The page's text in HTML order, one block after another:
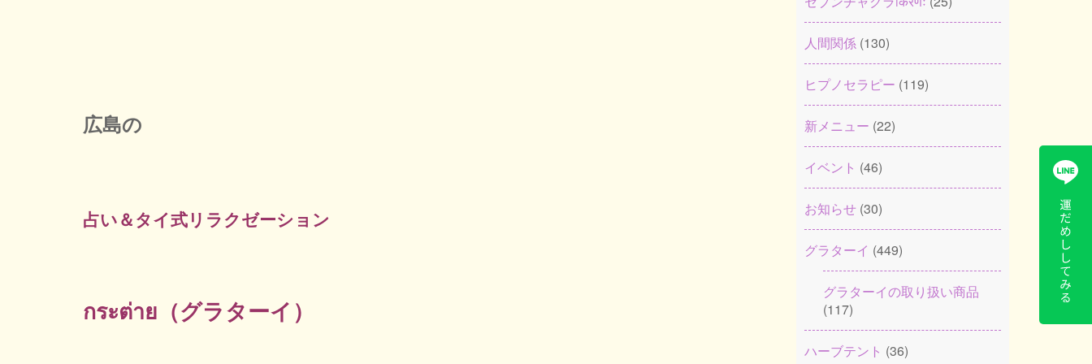
広島の
占い＆タイ式リラクゼーション
กระต่าย（グラターイ）
人間関係(130)
ヒプノセラピー (119)
新メニュー (22)
イベント (46)
お知らせ(30)
グラターイ (449)
グラターイの取り扱い商品
(117)
ハーブテント (36)